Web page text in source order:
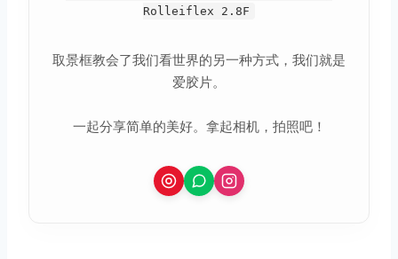
Rolleiflex 2.8F
取景框教会了我们看世界的另一种方式，我们就是
爱胶片。
一起分享简单的美好。拿起相机，拍照吧！